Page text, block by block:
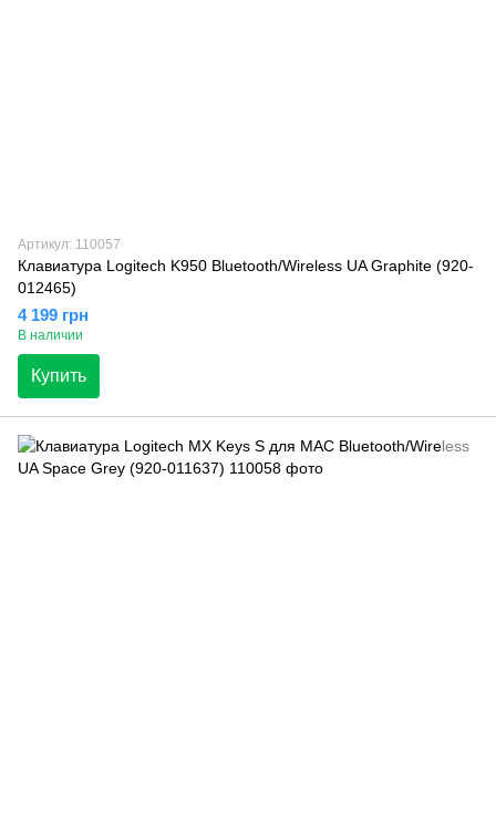
Артикул: 110057
Клавиатура Logitech K950 Bluetooth/Wireless UA Graphite (920-
012465)
4 199 грн
В наличии
Купить